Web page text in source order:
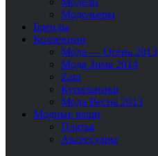
Модельеры
Бренды
Коллекции
Мода — Осень 2013
Мода Зима 2014
Zara
Купальники
Мода Весна 2013
Модные вещи
Платья
Аксессуары